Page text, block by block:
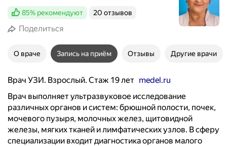
85% рекомендуют 20 отзывов
Поделиться
О враче Запись на приём Отзывы Другие врачи
Врач УЗИ. Взрослый. Стаж 19 лет medel.ru
Врач выполняет ультразвуковое исследование
различных органов и систем: брюшной полости, почек,
мочевого пузыря, молочных желез, щитовидной
железы, мягких тканей и лимфатических узлов. В сферу
специализации входит диагностика органов малого